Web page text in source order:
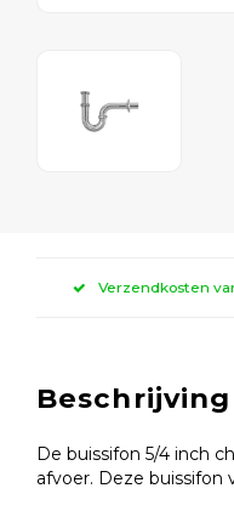
Verzendkosten
Beschrijving
De buissifon 5/4 inch
afvoer. Deze